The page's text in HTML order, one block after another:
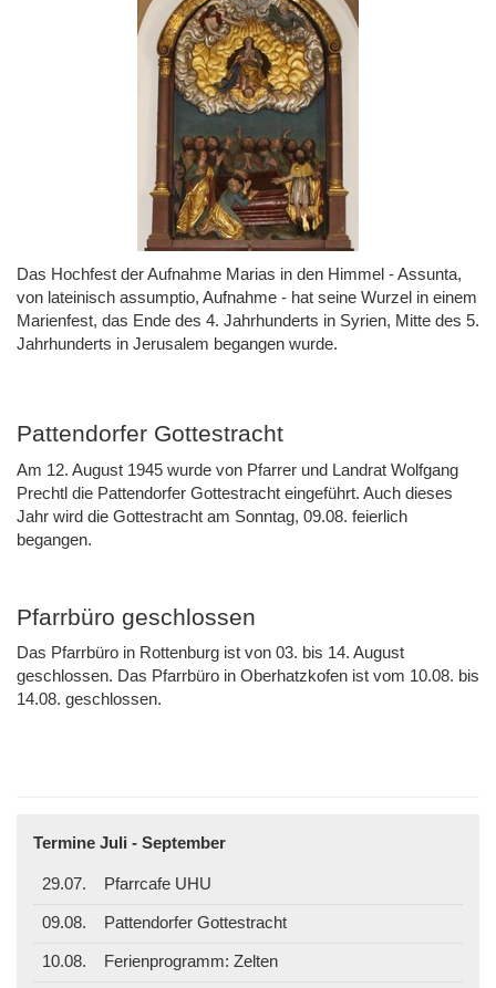
Das Hochfest der Aufnahme Marias in den Himmel - Assunta,
von lateinisch assumptio, Aufnahme - hat seine Wurzel in einem
Marienfest, das Ende des 4. Jahrhunderts in Syrien, Mitte des 5.
Jahrhunderts in Jerusalem begangen wurde.
Pattendorfer Gottestracht
Am 12. August 1945 wurde von Pfarrer und Landrat Wolfgang
Prechtl die Pattendorfer Gottestracht eingeführt. Auch dieses
Jahr wird die Gottestracht am Sonntag, 09.08. feierlich
begangen.
Pfarrbüro geschlossen
Das Pfarrbüro in Rottenburg ist von 03. bis 14. August
geschlossen. Das Pfarrbüro in Oberhatzkofen ist vom 10.08. bis
14.08. geschlossen.
Termine Juli - September
29.07. Pfarrcafe UHU
09.08. Pattendorfer Gottestracht
10.08. Ferienprogramm: Zelten